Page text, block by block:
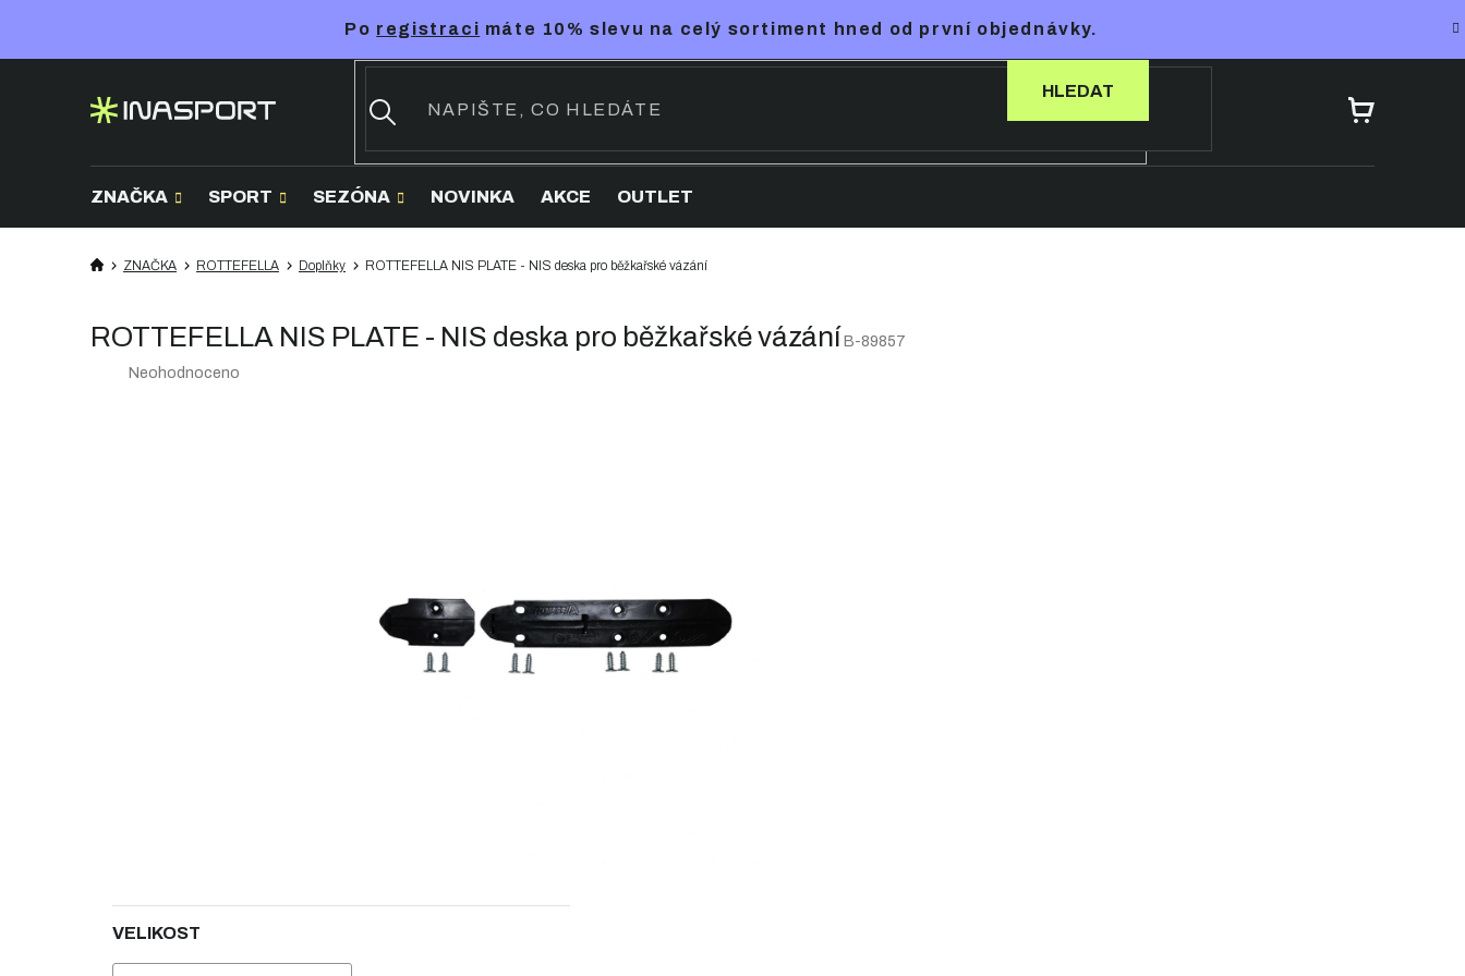
Po registraci máte 10% slevu na celý sortiment hned od první objednávky.
HLEDAT
NÁKUPNÍ
ZNAČKA SPORT SEZÓNA NOVINKA AKCE OUTLET
ZNAČKA ROTTEFELLA Doplňky ROTTEFELLA NIS PLATE - NIS deska pro běžkařské vázání
ROTTEFELLA NIS PLATE - NIS deska pro běžkařské vázání B-89857
Průměrné
Neohodnoceno
VELIKOST